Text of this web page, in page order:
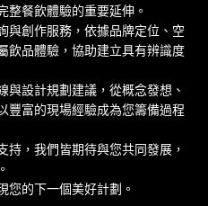
整餐飲體驗的重要延伸。
與創作服務，依據品牌定位、空
飲品體驗，協助建立具有辨識度
設計規劃建議，從概念發想、
豐富的現場經驗成為您籌備過程
，我們皆期待與您共同發展，
您的下一個美好計劃。